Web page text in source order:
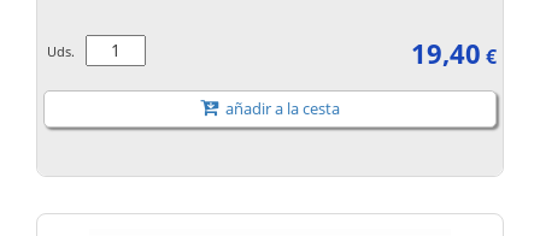
Uds. 19,40 €
añadir a la cesta